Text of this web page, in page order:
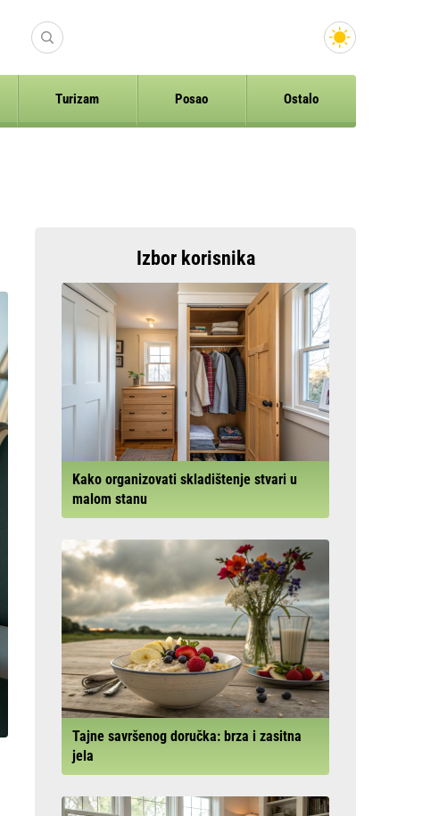
Turizam Posao Ostalo
Izbor korisnika
Kako organizovati skladištenje stvari u
malom stanu
Tajne savršenog doručka: brza i zasitna
jela